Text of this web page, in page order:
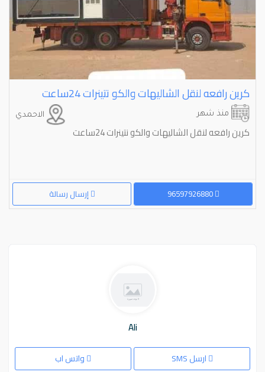
كرين رافعه لنقل الشاليهات والكو نتينرات 24ساعت
الاحمدي منذ شهر
كرين رافعه لنقل الشاليهات والكو نتينرات 24ساعت
إرسال رسالة 96597926880
Ali
ارسل SMS واتس اب